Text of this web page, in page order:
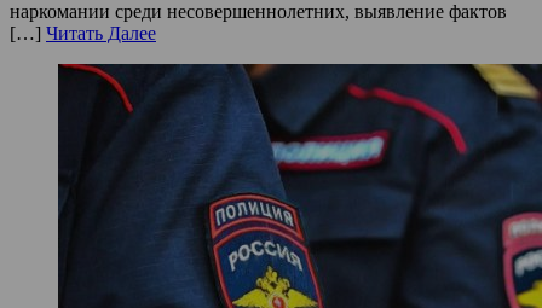
наркомании среди несовершеннолетних, выявление фактов
[…] Читать Далее